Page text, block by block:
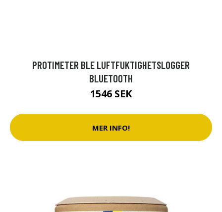
PROTIMETER BLE LUFTFUKTIGHETSLOGGER
BLUETOOTH
1546 SEK
MER INFO!